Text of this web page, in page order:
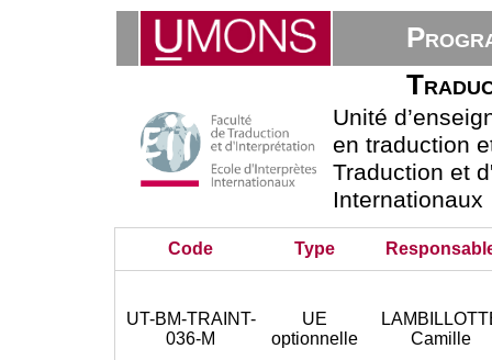
Unité
en traduction
Traduction et
Internationaux
Code Type
UT-BM-TRAINT-
036-M
UE
optionnelle
Camille